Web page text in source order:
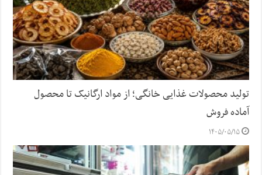
تولید محصولات غذایی خانگی؛ از مواد ارگانیک تا محصول
آماده فروش
۱۴۰۵/۰۵/۱۵